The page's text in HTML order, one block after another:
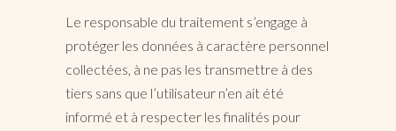
Le responsable du traitement s’engage à
protéger les données à caractère personnel
collectées, à ne pas les transmettre à des
tiers sans que l’utilisateur n’en ait été
informé et à respecter les finalités pour